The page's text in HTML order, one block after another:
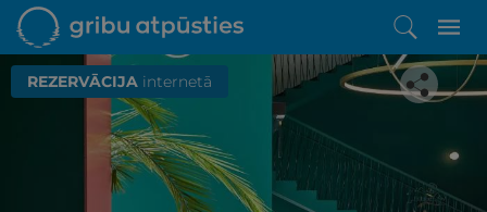
REZERVĀCIJA internetā